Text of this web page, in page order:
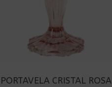
PORTAVELA CRISTAL ROSA